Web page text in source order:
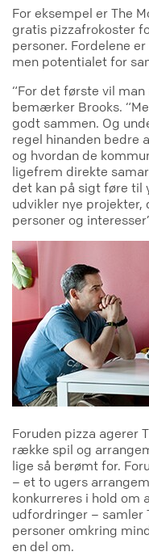
For eksempel er The
gratis pizzafrokoster
personer. Fordelene
men potentialet for
“For det første vil
bemærker Brooks.
godt sammen. Og
regel hinanden bedre
og hvordan de
ligefrem direkte
det kan på sigt føre til
udvikler nye projekter,
personer og
Foruden pizza agerer
række spil og
lige så berømt for.
– et to ugers
konkurreres i hold om
udfordringer – samler
personer omkring
en del om.